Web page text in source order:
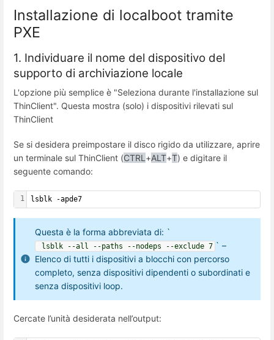
Installazione di localboot tramite
PXE
1. Individuare il nome del dispositivo del
supporto di archiviazione locale
L'opzione più semplice è "Seleziona durante l'installazione sul
ThinClient". Questa mostra (solo) i dispositivi rilevati sul
ThinClient
Se si desidera preimpostare il disco rigido da utilizzare, aprire
un terminale sul ThinClient (CTRL+ALT+T) e digitare il
seguente comando:
1 lsblk -apde7
Questa è la forma abbreviata di: `
lsblk --all --paths --nodeps --exclude 7 ` –
Elenco di tutti i dispositivi a blocchi con percorso
completo, senza dispositivi dipendenti o subordinati e
senza dispositivi loop.
Cercate l’unità desiderata nell’output: